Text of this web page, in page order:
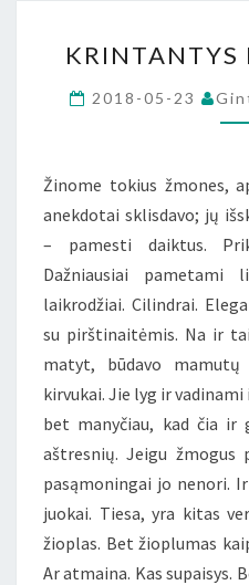
KRINTANTYS
2018-05-23
Žinome tokius žmones,
anekdotai sklisdavo; jų
– pamesti daiktus.
Dažniausiai pametami
laikrodžiai. Cilindrai.
su pirštinaitėmis. Na ir
matyt, būdavo mamutų
kirvukai. Jie lyg ir
bet manyčiau, kad čia ir
aštresnių. Jeigu
pasąmoningai jo nenori.
juokai. Tiesa, yra kitas
žioplas. Bet žioplumas
Ar atmaina. Kas supaisys.